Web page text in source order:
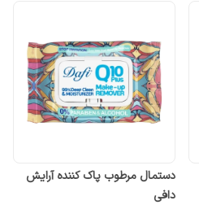
دستمال مرطوب پاک کننده آرایش
دافی